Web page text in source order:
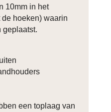
10mm in het
hoeken) waarin
geplaatst.
een toplaag van